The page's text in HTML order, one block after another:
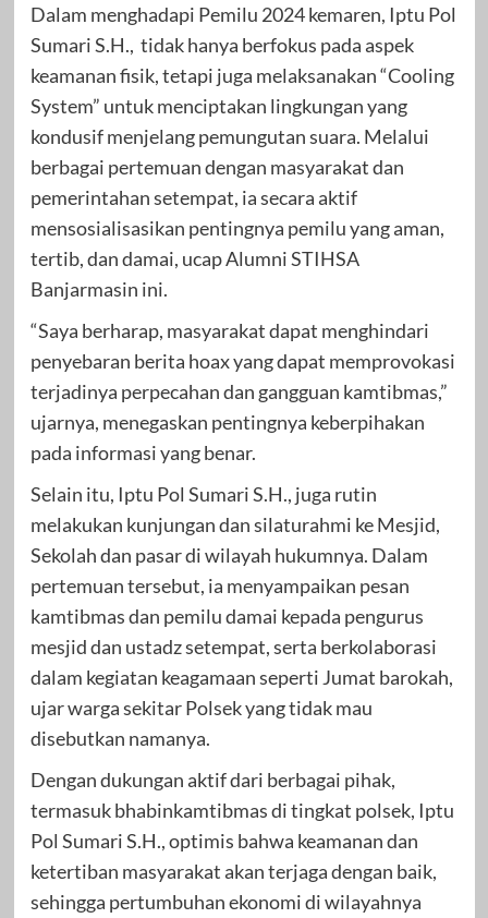
Dalam menghadapi Pemilu 2024 kemaren, Iptu Pol
Sumari S.H., tidak hanya berfokus pada aspek
keamanan fisik, tetapi juga melaksanakan “Cooling
System” untuk menciptakan lingkungan yang
kondusif menjelang pemungutan suara. Melalui
berbagai pertemuan dengan masyarakat dan
pemerintahan setempat, ia secara aktif
mensosialisasikan pentingnya pemilu yang aman,
tertib, dan damai, ucap Alumni STIHSA
Banjarmasin ini.
“Saya berharap, masyarakat dapat menghindari
penyebaran berita hoax yang dapat memprovokasi
terjadinya perpecahan dan gangguan kamtibmas,”
ujarnya, menegaskan pentingnya keberpihakan
pada informasi yang benar.
Selain itu, Iptu Pol Sumari S.H., juga rutin
melakukan kunjungan dan silaturahmi ke Mesjid,
Sekolah dan pasar di wilayah hukumnya. Dalam
pertemuan tersebut, ia menyampaikan pesan
kamtibmas dan pemilu damai kepada pengurus
mesjid dan ustadz setempat, serta berkolaborasi
dalam kegiatan keagamaan seperti Jumat barokah,
ujar warga sekitar Polsek yang tidak mau
disebutkan namanya.
Dengan dukungan aktif dari berbagai pihak,
termasuk bhabinkamtibmas di tingkat polsek, Iptu
Pol Sumari S.H., optimis bahwa keamanan dan
ketertiban masyarakat akan terjaga dengan baik,
sehingga pertumbuhan ekonomi di wilayahnya